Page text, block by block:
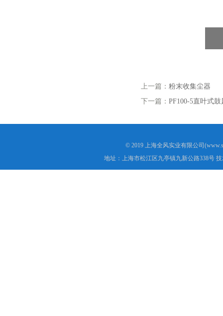
上一篇： 粉末收集尘器
下一篇： PF100-5直叶式鼓
© 2019 上海全风实业有限公司
地址：上海市松江区九亭镇九新公路338号